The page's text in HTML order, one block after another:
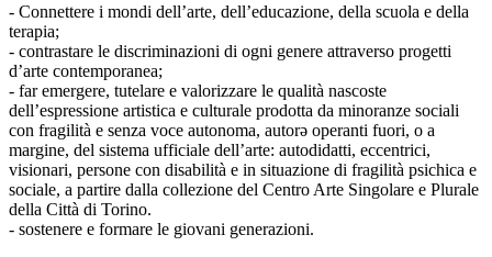
- Connettere i mondi dell’arte, dell’educazione, della scuola e della
terapia;
- contrastare le discriminazioni di ogni genere attraverso progetti
d’arte contemporanea;
- far emergere, tutelare e valorizzare le qualità nascoste
dell’espressione artistica e culturale prodotta da minoranze sociali
con fragilità e senza voce autonoma, autorə operanti fuori, o a
margine, del sistema ufficiale dell’arte: autodidatti, eccentrici,
visionari, persone con disabilità e in situazione di fragilità psichica e
sociale, a partire dalla collezione del Centro Arte Singolare e Plurale
della Città di Torino.
- sostenere e formare le giovani generazioni.